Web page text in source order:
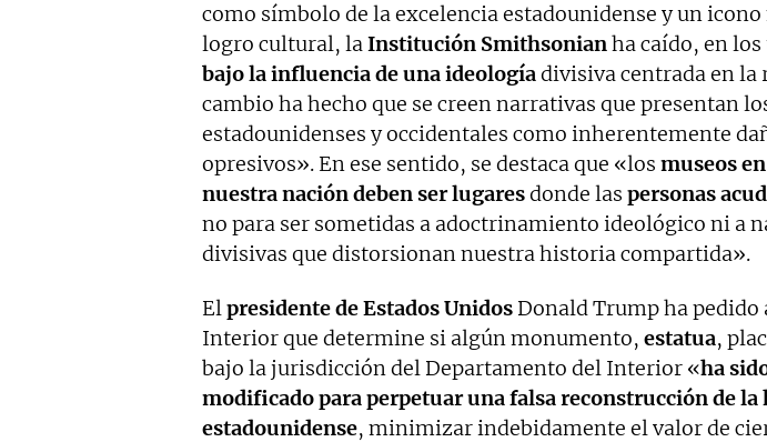
como símbolo de la excelencia estadounidense y un
logro cultural, laInstitución Smithsonianha caído, en
bajo la influencia de una ideologíadivisiva centrada en la
cambio ha hecho que se creen narrativas que presentan
estadounidenses y occidentales como inherentemente
opresivos». En ese sentido, se destaca que «los museos
nuestra nación deben ser lugaresdonde las personas
no para ser sometidas a adoctrinamiento ideológico ni a
divisivas que distorsionan nuestra historia compartida».
Elpresidente de Estados Unidos Donald Trump ha pedido
Interior que determine si algún monumento, estatua,
bajo la jurisdicción del Departamento del Interior «ha
modificado para perpetuar una falsa reconstrucción de
estadounidense, minimizar indebidamente el valor de